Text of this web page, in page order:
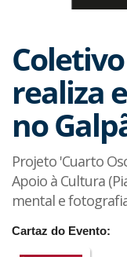
realiza
no
Projeto 'Cuarto
Apoio à Cultura
mental e
Cartaz do Evento: